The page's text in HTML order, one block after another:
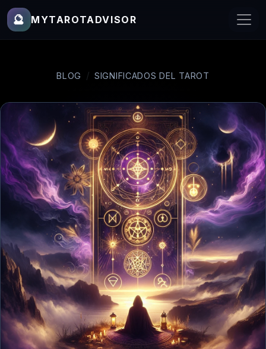
🔮 MYTAROTADVISOR
BLOG SIGNIFICADOS DEL TAROT